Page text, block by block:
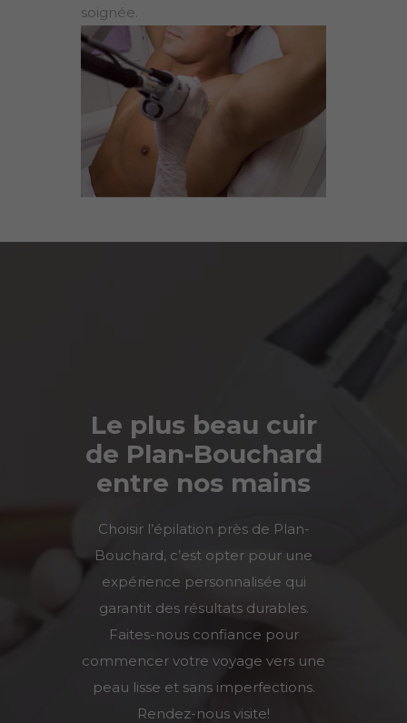
soignée.
Le plus beau cuir
de Plan-Bouchard
entre nos mains
Choisir l’épilation près de Plan-
Bouchard, c’est opter pour une
expérience personnalisée qui
garantit des résultats durables.
Faites-nous confiance pour
commencer votre voyage vers une
peau lisse et sans imperfections.
Rendez-nous visite!